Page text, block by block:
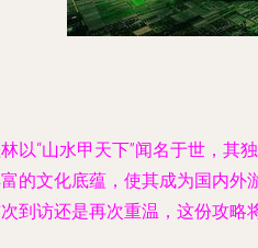
以“山水甲天下”闻名于世，其
的文化底蕴，使其成为国内外
到访还是再次重温，这份攻略